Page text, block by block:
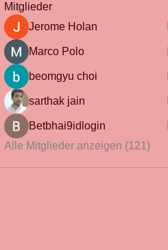
Mitglieder
Jerome Holan
Marco Polo
beomgyu choi
sarthak jain
Betbhai9idlogin
Alle Mitglieder anzeigen (121)